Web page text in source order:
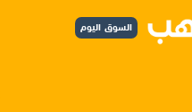
السوق اليوم